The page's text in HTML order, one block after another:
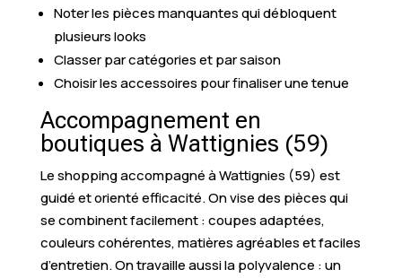
Noter les pièces manquantes qui débloquent
plusieurs looks
Classer par catégories et par saison
Choisir les accessoires pour finaliser une tenue
Accompagnement en
boutiques à Wattignies (59)
Le shopping accompagné à Wattignies (59) est
guidé et orienté efficacité. On vise des pièces qui
se combinent facilement : coupes adaptées,
couleurs cohérentes, matières agréables et faciles
d’entretien. On travaille aussi la polyvalence : un